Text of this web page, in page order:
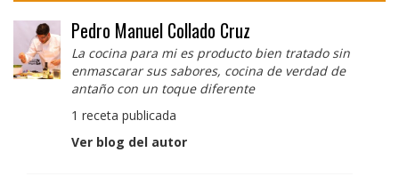
Pedro Manuel Collado Cruz
La cocina para mi es producto bien tratado sin
enmascarar sus sabores, cocina de verdad de
antaño con un toque diferente
1 receta publicada
Ver blog del autor